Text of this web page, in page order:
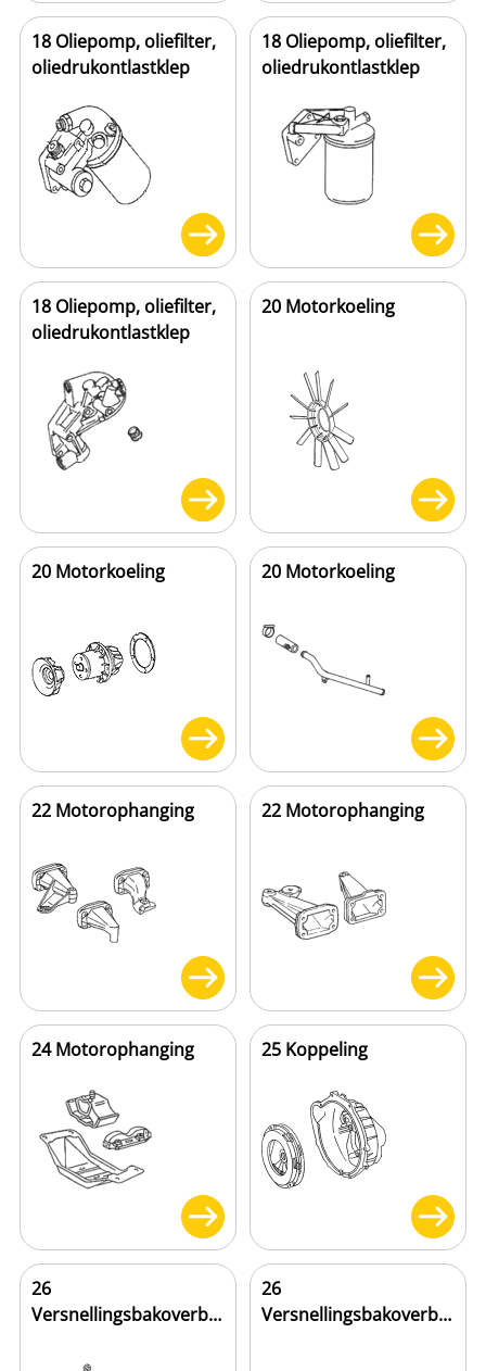
18 Oliepomp, oliefilter,
oliedrukontlastklep
18 Oliepomp, oliefilter,
oliedrukontlastklep
18 Oliepomp, oliefilter,
oliedrukontlastklep
20 Motorkoeling
20 Motorkoeling 20 Motorkoeling
22 Motorophanging 22 Motorophanging
24 Motorophanging 25 Koppeling
26
Versnellingsbakoverbrenging
26
Versnellingsbakoverbrenging